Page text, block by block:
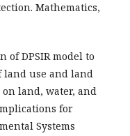
Mathematics,
of DPSIR model to
use and land
land, water, and
for
Systems